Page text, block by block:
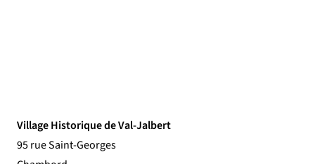
Village Historique de Val-Jalbert
95 rue Saint-Georges